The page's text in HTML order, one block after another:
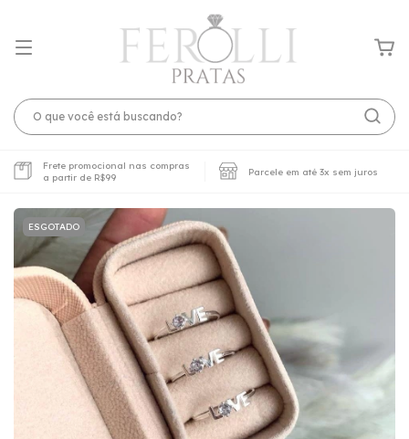
Frete promocional nas compras
a partir de R$99
Parcele em até 3x sem juros
ESGOTADO